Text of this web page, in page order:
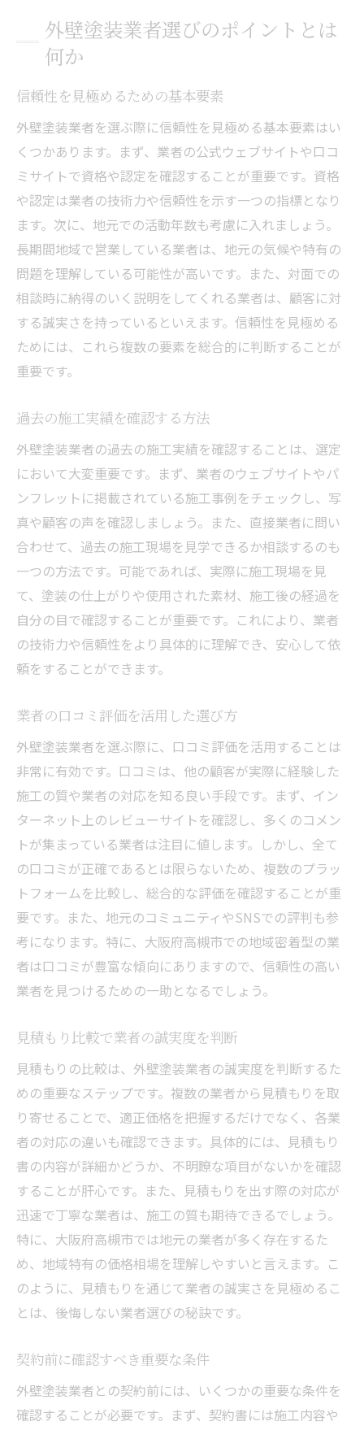
信頼できる外壁塗装業者を選ぶためのステップ
複数業者からの見積もり取得のポイント
契約内容をしっかりと理解する
施行中のコミュニケーションの重要性
問題発生時の対応力を確認する
工事完了後のフォローアップを評価
耐久性の高い塗料選びの重要性
塗料の種類とその特徴を理解する
耐久性を左右する環境要因を考慮
長期的なコストパフォーマンスを評価
エコフレンドリーな塗料選びのポイント
施工技術の差が外壁塗装の寿命を左右する
施工技術の最新トレンドを知る
職人の技術レベルを見分ける方法
品質管理体制の確認ポイント
施工前の下地処理の重要性
施工プロセスの透明性を求める
完工後の検査と修正の有無を確認
ニーズに応じた柔軟な対応ができる業者の見つ
け方
個別ニーズに応じたプラン提案
特殊な要望に対する対応力
価格交渉の柔軟性を見極める
顧客に寄り添う姿勢を持つ業者
大阪府高槻市で失敗しない外壁塗装業者選び
地元の業者の強みを活用する
地域特有の気候に適した塗装選び
地元口コミ情報の活用法
地域密着型の業者の利点
行政認証を受けた業者を選ぶ
顧客満足度の高い外壁塗装業者を見極める方法
施工後のアンケート結果を参考にする
リピーターの有無で信頼性を判断
顧客相談窓口の対応スピードを評価
実際の施工現場を見学する
アフターフォローの体制を確認
顧客からの推薦状をチェック
失敗事例から学ぶ教訓
事前準備でトラブルを未然に防ぐ
塗装後のメンテナンス計画
無駄なコストを削減する方法
施工後の保証期間とその条件
外壁塗装業者選びのポイントとは
何か
信頼性を見極めるための基本要素
外壁塗装業者を選ぶ際に信頼性を見極める基本要素はい
くつかあります。まず、業者の公式ウェブサイトや口コ
ミサイトで資格や認定を確認することが重要です。資格
や認定は業者の技術力や信頼性を示す一つの指標となり
ます。次に、地元での活動年数も考慮に入れましょう。
長期間地域で営業している業者は、地元の気候や特有の
問題を理解している可能性が高いです。また、対面での
相談時に納得のいく説明をしてくれる業者は、顧客に対
する誠実さを持っているといえます。信頼性を見極める
ためには、これら複数の要素を総合的に判断することが
重要です。
過去の施工実績を確認する方法
外壁塗装業者の過去の施工実績を確認することは、選定
において大変重要です。まず、業者のウェブサイトやパ
ンフレットに掲載されている施工事例をチェックし、写
真や顧客の声を確認しましょう。また、直接業者に問い
合わせて、過去の施工現場を見学できるか相談するのも
一つの方法です。可能であれば、実際に施工現場を見
て、塗装の仕上がりや使用された素材、施工後の経過を
自分の目で確認することが重要です。これにより、業者
の技術力や信頼性をより具体的に理解でき、安心して依
頼をすることができます。
業者の口コミ評価を活用した選び方
外壁塗装業者を選ぶ際に、口コミ評価を活用することは
非常に有効です。口コミは、他の顧客が実際に経験した
施工の質や業者の対応を知る良い手段です。まず、イン
ターネット上のレビューサイトを確認し、多くのコメン
トが集まっている業者は注目に値します。しかし、全て
の口コミが正確であるとは限らないため、複数のプラッ
トフォームを比較し、総合的な評価を確認することが重
要です。また、地元のコミュニティやSNSでの評判も参
考になります。特に、大阪府高槻市での地域密着型の業
者は口コミが豊富な傾向にありますので、信頼性の高い
業者を見つけるための一助となるでしょう。
見積もり比較で業者の誠実度を判断
見積もりの比較は、外壁塗装業者の誠実度を判断するた
めの重要なステップです。複数の業者から見積もりを取
り寄せることで、適正価格を把握するだけでなく、各業
者の対応の違いも確認できます。具体的には、見積もり
書の内容が詳細かどうか、不明瞭な項目がないかを確認
することが肝心です。また、見積もりを出す際の対応が
迅速で丁寧な業者は、施工の質も期待できるでしょう。
特に、大阪府高槻市では地元の業者が多く存在するた
め、地域特有の価格相場を理解しやすいと言えます。こ
のように、見積もりを通じて業者の誠実さを見極めるこ
とは、後悔しない業者選びの秘訣です。
契約前に確認すべき重要な条件
外壁塗装業者との契約前には、いくつかの重要な条件を
確認することが必要です。まず、契約書には施工内容や